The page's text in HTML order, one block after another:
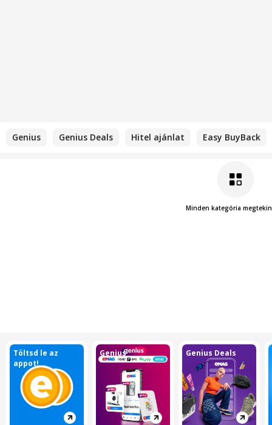
Genius Genius Deals Hitel ajánlat Easy BuyBack
Minden kategória
Töltsd le az
appot!
Genius Genius Deals